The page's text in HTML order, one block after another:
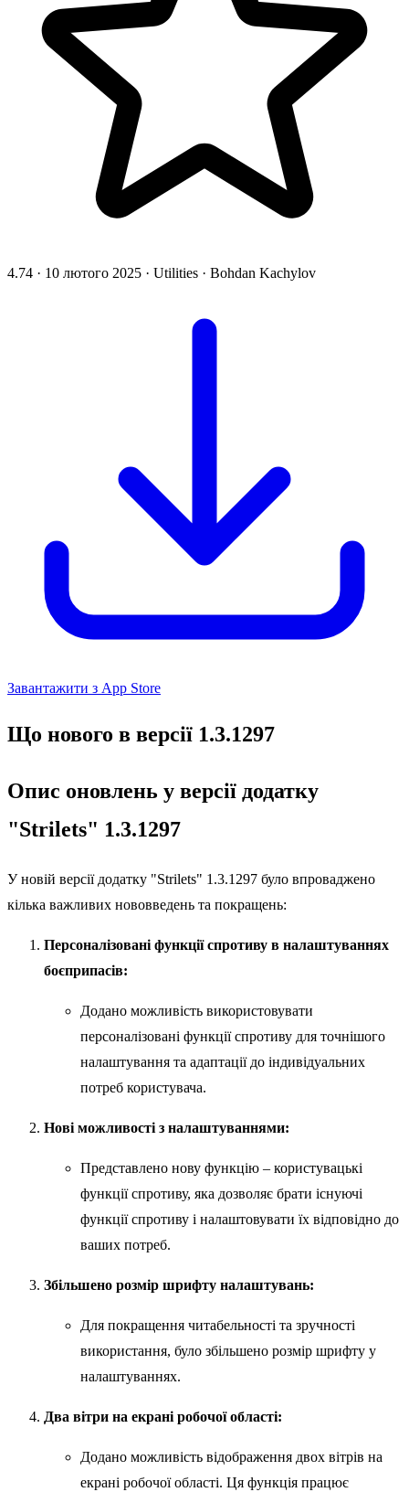
4.74 · 10 лютого 2025 · Utilities · Bohdan Kachylov
Завантажити з App Store
Що нового в версії 1.3.1297
Опис оновлень у версії додатку
"Strilets" 1.3.1297
У новій версії додатку "Strilets" 1.3.1297 було впроваджено
кілька важливих нововведень та покращень:
Персоналізовані функції спротиву в налаштуваннях
боєприпасів:
Додано можливість використовувати
персоналізовані функції спротиву для точнішого
налаштування та адаптації до індивідуальних
потреб користувача.
Нові можливості з налаштуваннями:
Представлено нову функцію – користувацькі
функції спротиву, яка дозволяє брати існуючі
функції спротиву і налаштовувати їх відповідно до
ваших потреб.
Збільшено розмір шрифту налаштувань:
Для покращення читабельності та зручності
використання, було збільшено розмір шрифту у
налаштуваннях.
Два вітри на екрані робочої області:
Додано можливість відображення двох вітрів на
екрані робочої області. Ця функція працює